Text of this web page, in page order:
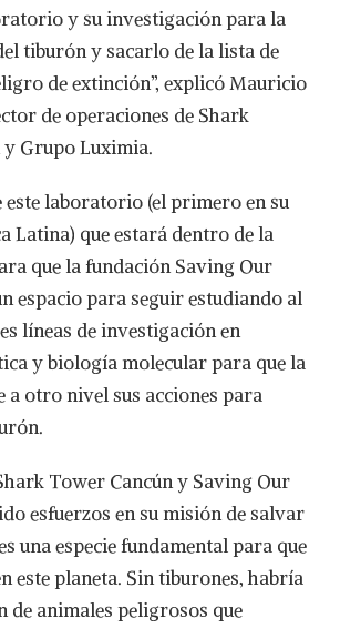
y su investigación para la
tiburón y sacarlo de la lista de
de extinción”, explicó Mauricio
de operaciones de Shark
Grupo Luximia.
laboratorio (el primero en su
Latina) que estará dentro de la
que la fundación Saving Our
espacio para seguir estudiando al
líneas de investigación en
y biología molecular para que la
a otro nivel sus acciones para
Tower Cancún y Saving Our
esfuerzos en su misión de salvar
una especie fundamental para que
este planeta. Sin tiburones, habría
de animales peligrosos que